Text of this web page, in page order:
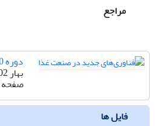
مراجع
دوره 10، شماره 3
بهار 1402
صفحه
فایل ها